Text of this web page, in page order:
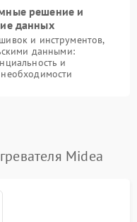
решение и
данных
и инструментов,
данными:
и
Midea